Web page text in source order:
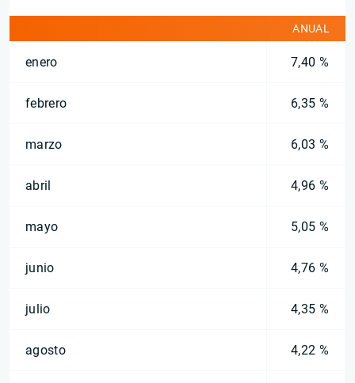
ANUAL
enero 7,40 %
febrero 6,35 %
marzo 6,03 %
abril 4,96 %
mayo 5,05 %
junio 4,76 %
julio 4,35 %
agosto 4,22 %